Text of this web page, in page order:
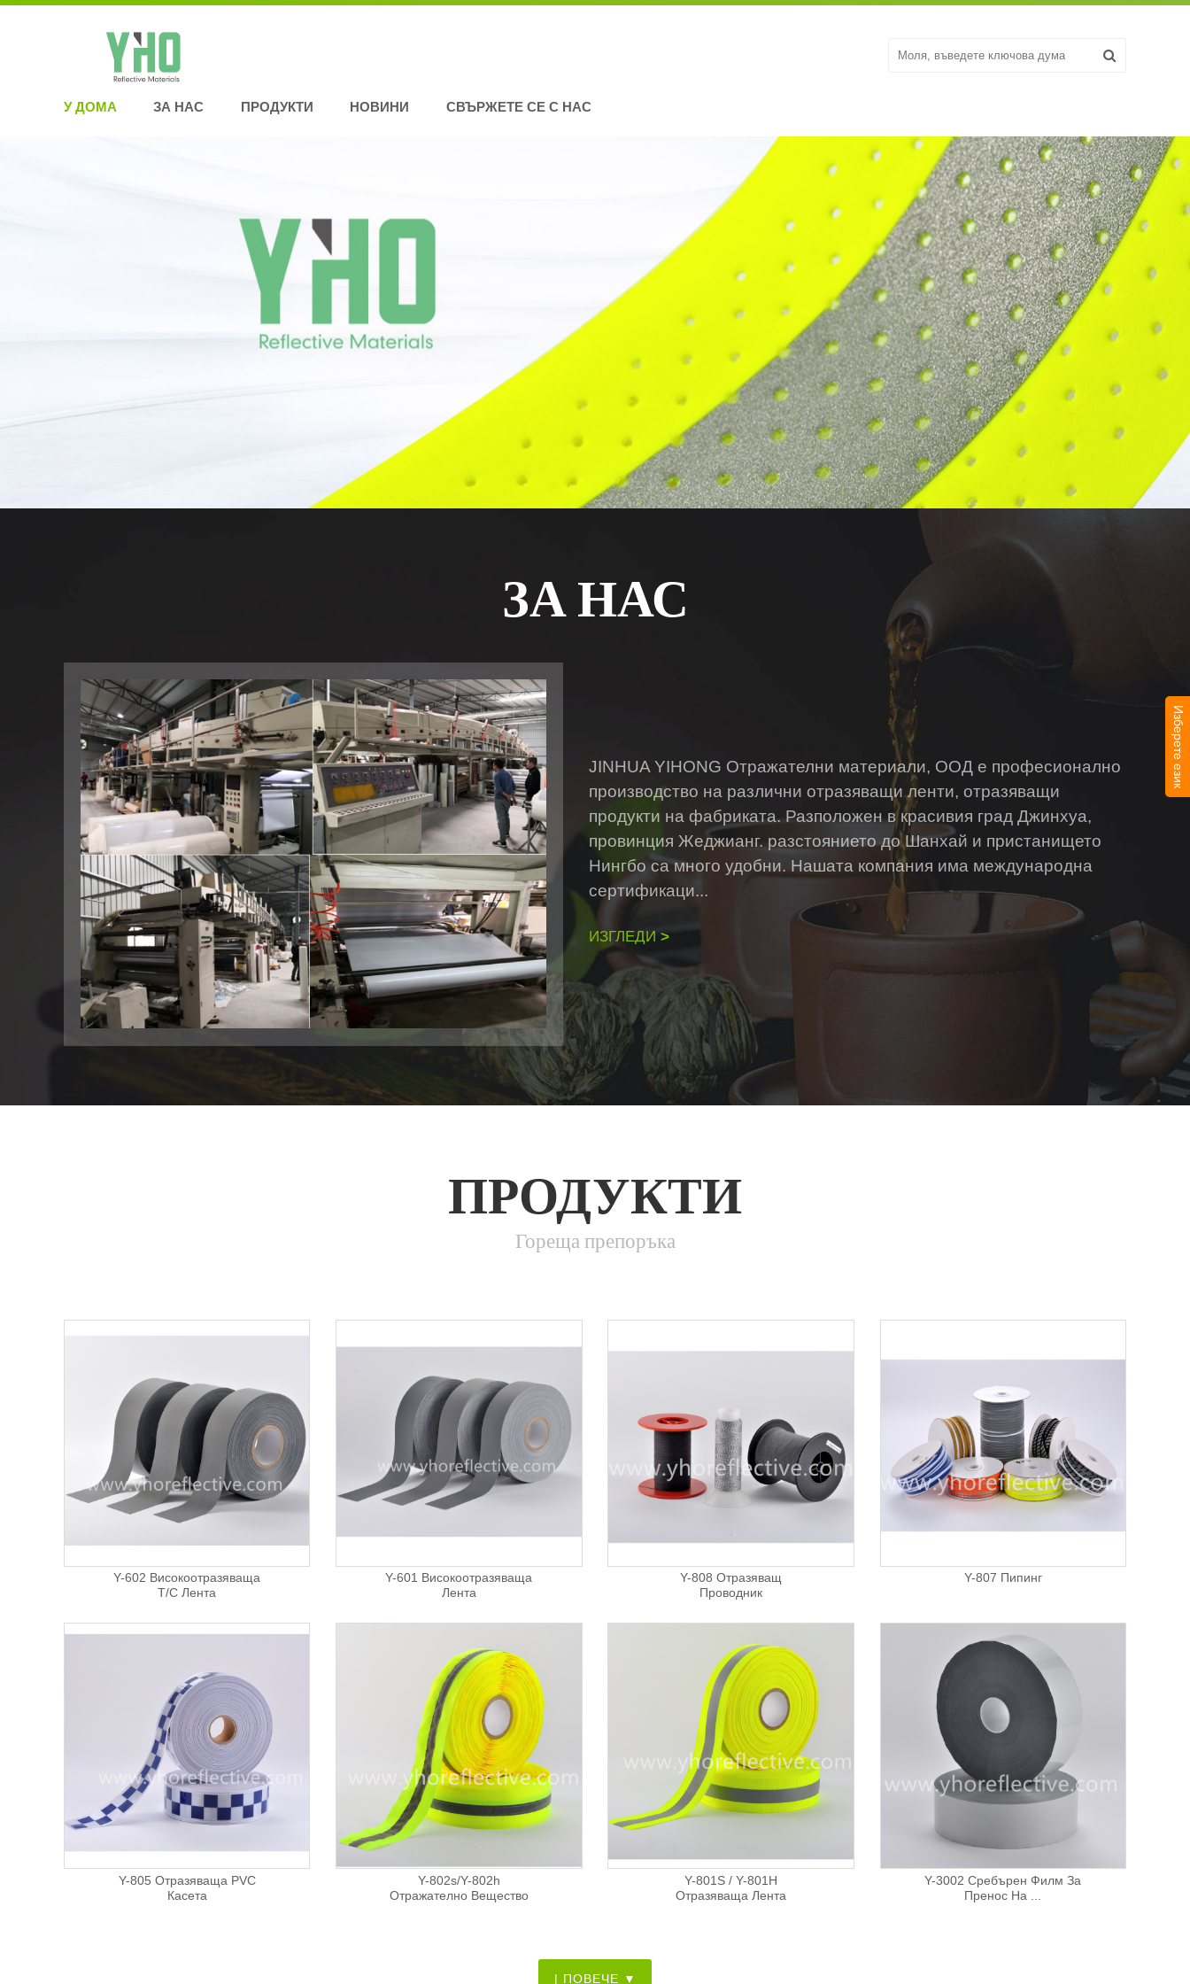
У ДОМА ЗА НАС ПРОДУКТИ НОВИНИ СВЪРЖЕТЕ СЕ С НАС
ЗА НАС
JINHUA YIHONG Отражателни материали, ООД е професионално
производство на различни отразяващи ленти, отразяващи
продукти на фабриката. Разположен в красивия град Джинхуа,
провинция Жеджианг. разстоянието до Шанхай и пристанището
Нингбо са много удобни. Нашата компания има международна
сертификаци...
ИЗГЛЕДИ >
ПРОДУКТИ
Гореща препоръка
Y-602 Високоотразяваща
T/C Лента
Y-601 Високоотразяваща
Лента
Y-808 Отразяващ
Проводник
Y-807 Пипинг
Y-805 Отразяваща PVC
Касета
Y-802s/Y-802h
Отражателно Вещество
Y-801S / Y-801H
Отразяваща Лента
Y-3002 Сребърен Филм За
Пренос На ...
| ПОВЕЧЕ ▼
Изберете език